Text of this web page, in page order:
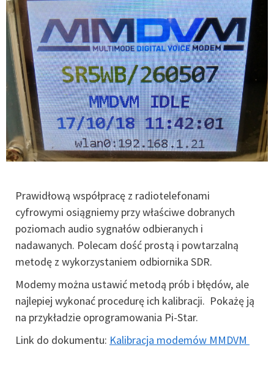
Prawidłową współpracę z radiotelefonami
cyfrowymi osiągniemy przy właściwe dobranych
poziomach audio sygnałów odbieranych i
nadawanych. Polecam dość prostą i powtarzalną
metodę z wykorzystaniem odbiornika SDR.
Modemy można ustawić metodą prób i błędów, ale
najlepiej wykonać procedurę ich kalibracji. Pokażę ją
na przykładzie oprogramowania Pi-Star.
Link do dokumentu: Kalibracja modemów MMDVM